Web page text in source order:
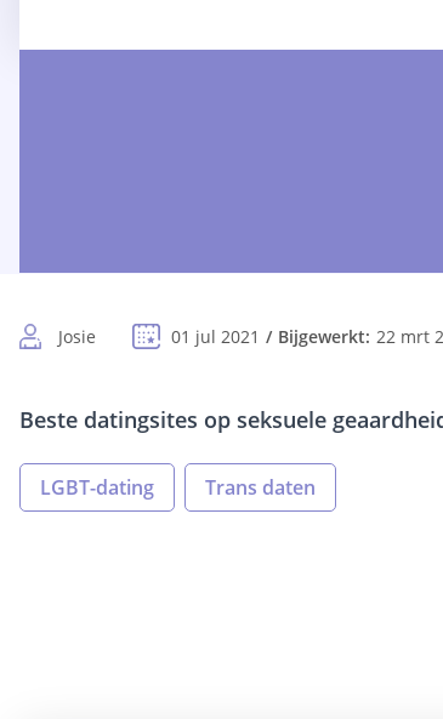
Josie 01 jul 2021 Bijgewerkt: 22 mrt
Beste datingsites op seksuele
LGBT-dating Trans daten